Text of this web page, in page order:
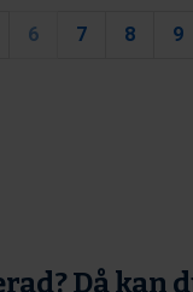
6 7 8 9
Då kan